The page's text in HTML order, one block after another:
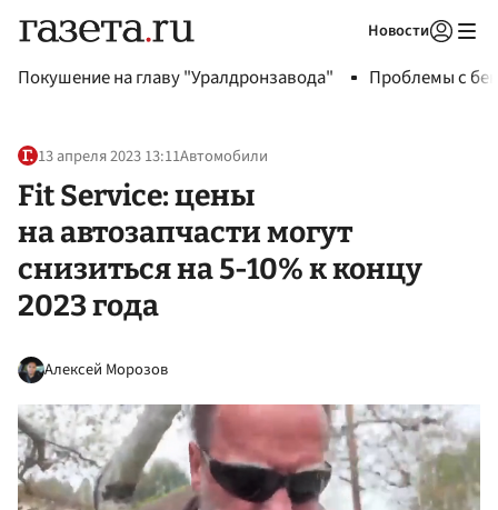
Новости
Покушение на главу "Уралдронзавода" Проблемы с
13 апреля 2023 13:11Автомобили
Fit Service: цены
на автозапчасти могут
снизиться на 5-10% к концу
2023 года
Алексей Морозов